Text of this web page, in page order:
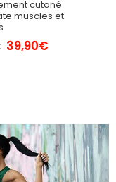
cutané
muscles et
Le
prix
39,90€Le